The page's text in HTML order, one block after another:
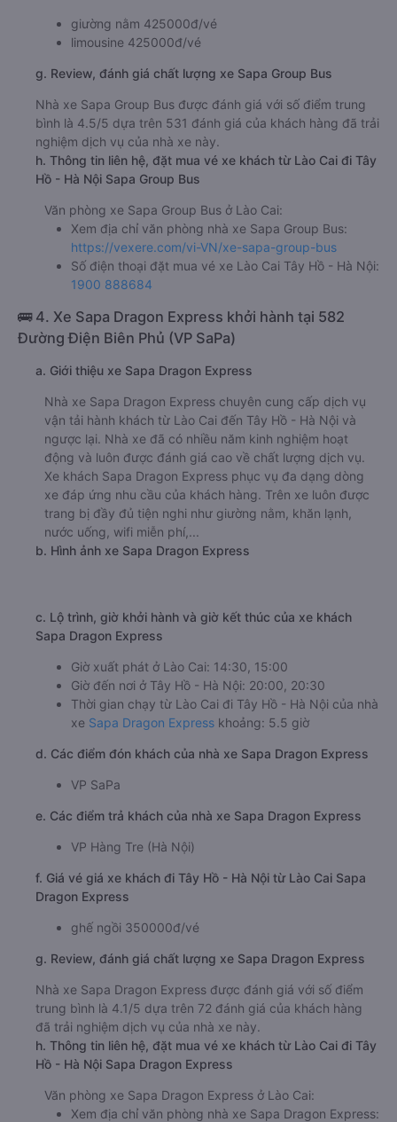
giường nằm 425000đ/vé
limousine 425000đ/vé
g. Review, đánh giá chất lượng xe Sapa Group Bus
Nhà xe Sapa Group Bus được đánh giá với số điểm trung
bình là 4.5/5 dựa trên 531 đánh giá của khách hàng đã trải
nghiệm dịch vụ của nhà xe này.
h. Thông tin liên hệ, đặt mua vé xe khách từ Lào Cai đi Tây
Hồ - Hà Nội Sapa Group Bus
Văn phòng xe Sapa Group Bus ở Lào Cai:
Xem địa chỉ văn phòng nhà xe Sapa Group Bus:
https://vexere.com/vi-VN/xe-sapa-group-bus
Số điện thoại đặt mua vé xe Lào Cai Tây Hồ - Hà Nội:
1900 888684
🚌 4. Xe Sapa Dragon Express khởi hành tại 582
Đường Điện Biên Phủ (VP SaPa)
a. Giới thiệu xe Sapa Dragon Express
Nhà xe Sapa Dragon Express chuyên cung cấp dịch vụ
vận tải hành khách từ Lào Cai đến Tây Hồ - Hà Nội và
ngược lại. Nhà xe đã có nhiều năm kinh nghiệm hoạt
động và luôn được đánh giá cao về chất lượng dịch vụ.
Xe khách Sapa Dragon Express phục vụ đa dạng dòng
xe đáp ứng nhu cầu của khách hàng. Trên xe luôn được
trang bị đầy đủ tiện nghi như giường nằm, khăn lạnh,
nước uống, wifi miễn phí,...
b. Hình ảnh xe Sapa Dragon Express
c. Lộ trình, giờ khởi hành và giờ kết thúc của xe khách
Sapa Dragon Express
Giờ xuất phát ở Lào Cai: 14:30, 15:00
Giờ đến nơi ở Tây Hồ - Hà Nội: 20:00, 20:30
Thời gian chạy từ Lào Cai đi Tây Hồ - Hà Nội của nhà
xe Sapa Dragon Express khoảng: 5.5 giờ
d. Các điểm đón khách của nhà xe Sapa Dragon Express
VP SaPa
e. Các điểm trả khách của nhà xe Sapa Dragon Express
VP Hàng Tre (Hà Nội)
f. Giá vé giá xe khách đi Tây Hồ - Hà Nội từ Lào Cai Sapa
Dragon Express
ghế ngồi 350000đ/vé
g. Review, đánh giá chất lượng xe Sapa Dragon Express
Nhà xe Sapa Dragon Express được đánh giá với số điểm
trung bình là 4.1/5 dựa trên 72 đánh giá của khách hàng
đã trải nghiệm dịch vụ của nhà xe này.
h. Thông tin liên hệ, đặt mua vé xe khách từ Lào Cai đi Tây
Hồ - Hà Nội Sapa Dragon Express
Văn phòng xe Sapa Dragon Express ở Lào Cai:
Xem địa chỉ văn phòng nhà xe Sapa Dragon Express: